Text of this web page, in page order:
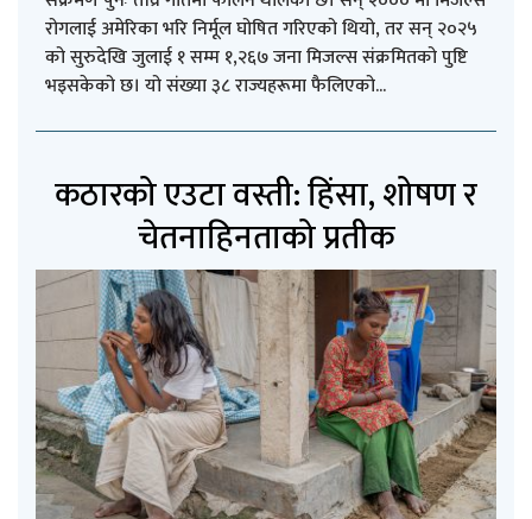
रोगलाई अमेरिका भरि निर्मूल घोषित गरिएको थियो, तर सन् २०२५
को सुरुदेखि जुलाई १ सम्म १,२६७ जना मिजल्स संक्रमितको पुष्टि
भइसकेको छ। यो संख्या ३८ राज्यहरूमा फैलिएको...
कठारको एउटा वस्ती: हिंसा, शोषण र
चेतनाहिनताको प्रतीक